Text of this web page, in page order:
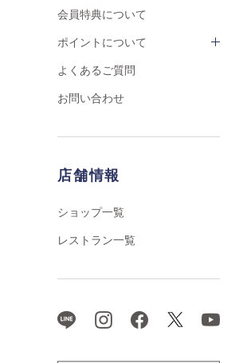
会員特典について
ポイントについて
よくあるご質問
お問い合わせ
店舗情報
ショップ一覧
レストラン一覧